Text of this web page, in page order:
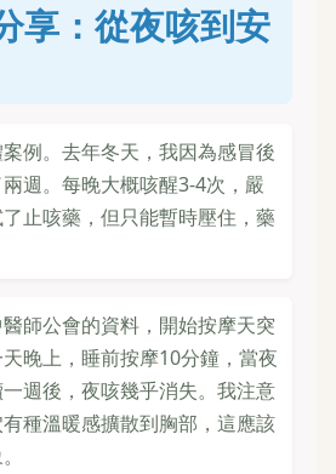
享：從夜咳到安
例。去年冬天，我因為感冒後
週。每晚大概咳醒3-4次，嚴
止咳藥，但只能暫時壓住，藥
師公會的資料，開始按摩天突
晚上，睡前按摩10分鐘，當夜
週後，夜咳幾乎消失。我注意
種溫暖感擴散到胸部，這應該